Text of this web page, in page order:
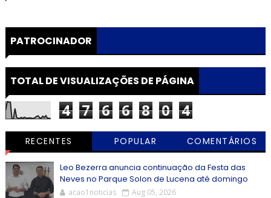
PATROCINADOR
TOTAL DE VISUALIZAÇÕES DE PÁGINA
4 7 6 6 8 0 4
RECENTES POPULAR COMENTÁRIOS
Leo Bezerra anuncia continuação da Festa das
Neves no Parque Solon de Lucena até domingo
acao1noticias Aug 05, 2026